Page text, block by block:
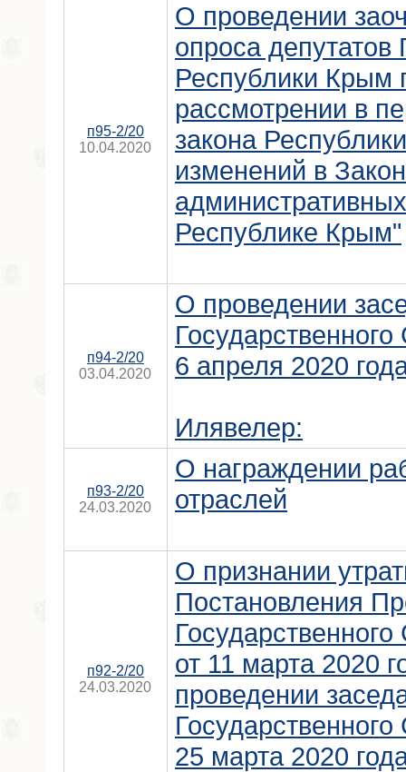
п95-2/20
10.04.2020
О проведении
опроса депутатов
Республики Крым
рассмотрении в
закона
изменений в
Республике Крым"
п94-2/20
03.04.2020
О проведении
6 апреля 2020
Илявелер:
п93-2/20
24.03.2020
О награждении
отраслей
п92-2/20
24.03.2020
О признании
Постановления
от 11 марта 2020
проведении
25 марта 2020